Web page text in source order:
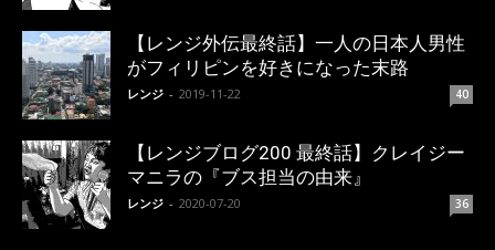
【レンジ外伝最終話】一人の日本人男性
がフィリピンを好きになった末路
レンジ - 2019-11-22 40
【レンジブログ200 最終話】クレイジー
マニラの『ブス担当の由来』
レンジ - 2020-07-20 36